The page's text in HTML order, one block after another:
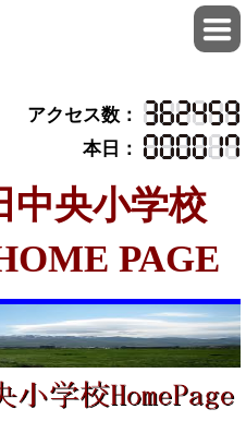
アクセス数：
本日：
中央小学校
PAGE